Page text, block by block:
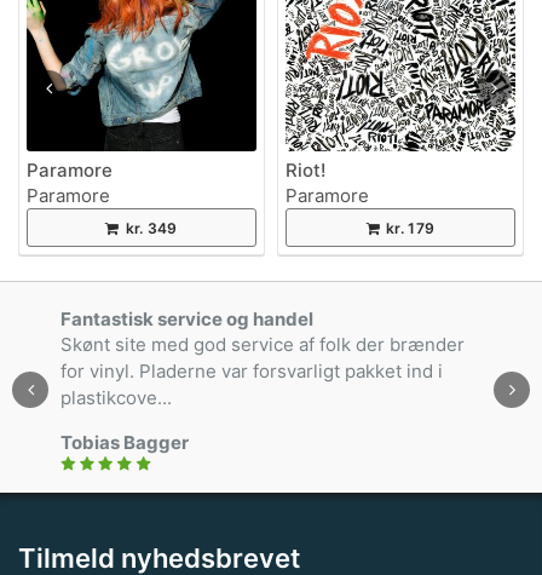
Paramore
Paramore
kr. 349
Riot!
Paramore
kr. 179
Fantastisk service og handel
Skønt site med god service af folk der brænder
for vinyl. Pladerne var forsvarligt pakket ind i
plastikcove...
Tobias Bagger
Tilmeld nyhedsbrevet